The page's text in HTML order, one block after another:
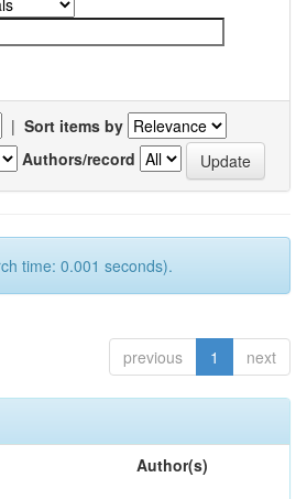
| Sort items by
Authors/record
time: 0.001 seconds).
previous 1 next
Author(s)